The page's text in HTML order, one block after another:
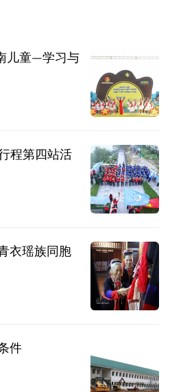
儿童—学习与
程第四站活
衣瑶族同胞
件